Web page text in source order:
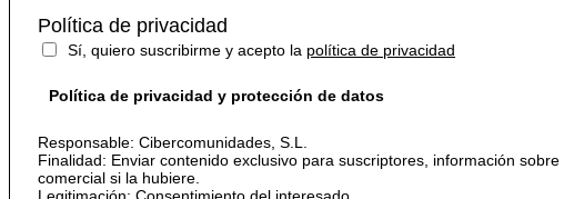
Política de privacidad
Sí, quiero suscribirme y acepto la política de privacidad
Política de privacidad y protección de datos
Responsable: Cibercomunidades, S.L.
Finalidad: Enviar contenido exclusivo para suscriptores, información
comercial si la hubiere.